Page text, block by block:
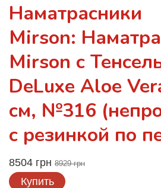
Наматрасники
Mirson:
Mirson с
DeLuxe Aloe
см, №316
с резинкой по
8504 грн 8929 грн
Купить